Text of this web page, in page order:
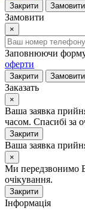
Закрити Замовити
Замовити
×
Заповнюючи
оферти
Закрити Замовити
Заказать
×
Ваша заявка
часом. Спасибі за
Закрити
Ваша заявка
×
Ми передзвонимо
очікування.
Закрити
Інформація